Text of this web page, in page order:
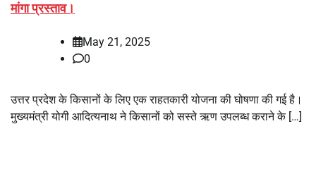
मांगा प्रस्ताव।
May 21, 2025
0
उत्तर प्रदेश के किसानों के लिए एक राहतकारी योजना की घोषणा की गई है।
मुख्यमंत्री योगी आदित्यनाथ ने किसानों को सस्ते ऋण उपलब्ध कराने के […]